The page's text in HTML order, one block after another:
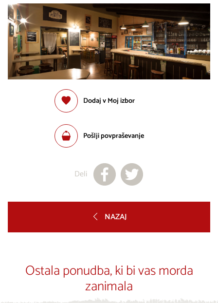
Dodaj v Moj izbor
Pošlji povpraševanje
Deli
NAZAJ
Ostala ponudba, ki bi vas morda
zanimala